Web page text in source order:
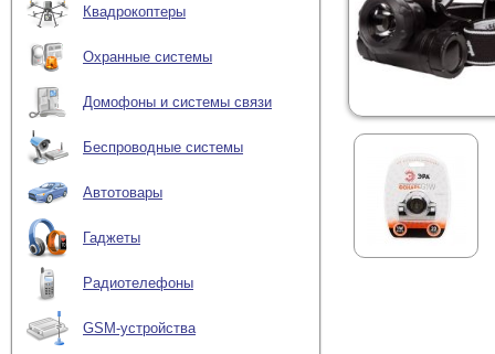
Квадрокоптеры
Охранные системы
Домофоны и системы связи
Беспроводные системы
Автотовары
Гаджеты
Радиотелефоны
GSM-устройства